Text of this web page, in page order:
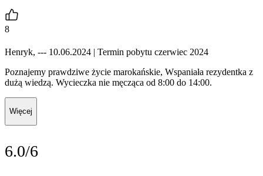
8
Henryk, --- 10.06.2024 | Termin pobytu czerwiec 2024
Poznajemy prawdziwe życie marokańskie, Wspaniała rezydentka z
dużą wiedzą. Wycieczka nie męcząca od 8:00 do 14:00.
Więcej
6.0/6